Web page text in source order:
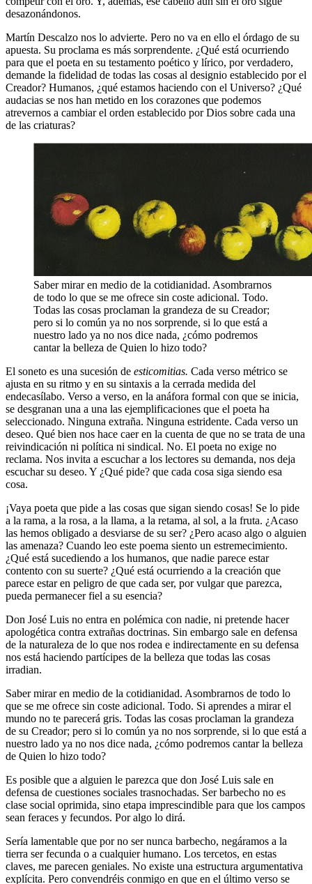
desazonándonos.
Martín Descalzo nos lo advierte. Pero no va en ello el órdago de su
apuesta. Su proclama es más sorprendente. ¿Qué está ocurriendo
para que el poeta en su testamento poético y lírico, por verdadero,
demande la fidelidad de todas las cosas al designio establecido por el
Creador? Humanos, ¿qué estamos haciendo con el Universo? ¿Qué
audacias se nos han metido en los corazones que podemos
atrevernos a cambiar el orden establecido por Dios sobre cada una
de las criaturas?
Saber mirar en medio de la cotidianidad. Asombrarnos
de todo lo que se me ofrece sin coste adicional. Todo.
Todas las cosas proclaman la grandeza de su Creador;
pero si lo común ya no nos sorprende, si lo que está a
nuestro lado ya no nos dice nada, ¿cómo podremos
cantar la belleza de Quien lo hizo todo?
El soneto es una sucesión de esticomitias. Cada verso métrico se
ajusta en su ritmo y en su sintaxis a la cerrada medida del
endecasílabo. Verso a verso, en la anáfora formal con que se inicia,
se desgranan una a una las ejemplificaciones que el poeta ha
seleccionado. Ninguna extraña. Ninguna estridente. Cada verso un
deseo. Qué bien nos hace caer en la cuenta de que no se trata de una
reivindicación ni política ni sindical. No. El poeta no exige no
reclama. Nos invita a escuchar a los lectores su demanda, nos deja
escuchar su deseo. Y ¿Qué pide? que cada cosa siga siendo esa
cosa.
¡Vaya poeta que pide a las cosas que sigan siendo cosas! Se lo pide
a la rama, a la rosa, a la llama, a la retama, al sol, a la fruta. ¿Acaso
las hemos obligado a desviarse de su ser? ¿Pero acaso algo o alguien
las amenaza? Cuando leo este poema siento un estremecimiento.
¿Qué está sucediendo a los humanos, que nadie parece estar
contento con su suerte? ¿Qué está ocurriendo a la creación que
parece estar en peligro de que cada ser, por vulgar que parezca,
pueda permanecer fiel a su esencia?
Don José Luis no entra en polémica con nadie, ni pretende hacer
apologética contra extrañas doctrinas. Sin embargo sale en defensa
de la naturaleza de lo que nos rodea e indirectamente en su defensa
nos está haciendo partícipes de la belleza que todas las cosas
irradian.
Saber mirar en medio de la cotidianidad. Asombrarnos de todo lo
que se me ofrece sin coste adicional. Todo. Si aprendes a mirar el
mundo no te parecerá gris. Todas las cosas proclaman la grandeza
de su Creador; pero si lo común ya no nos sorprende, si lo que está a
nuestro lado ya no nos dice nada, ¿cómo podremos cantar la belleza
de Quien lo hizo todo?
Es posible que a alguien le parezca que don José Luis sale en
defensa de cuestiones sociales trasnochadas. Ser barbecho no es
clase social oprimida, sino etapa imprescindible para que los campos
sean feraces y fecundos. Por algo lo dirá.
Sería lamentable que por no ser nunca barbecho, negáramos a la
tierra ser fecunda o a cualquier humano. Los tercetos, en estas
claves, me parecen geniales. No existe una estructura argumentativa
explícita. Pero convendréis conmigo en que en el último verso se